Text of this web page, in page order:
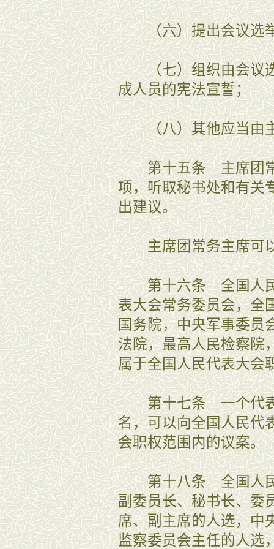
（六）提出会议选举
（七）组织由会议选
成人员的宪法宣誓；
（八）其他应当由主
第十五条 主席团常
项，听取秘书处和有关
出建议。
主席团常务主席可以
第十六条 全国人民
表大会常务委员会，全
国务院，中央军事委员
法院，最高人民检察院
属于全国人民代表大会
第十七条 一个代表
名，可以向全国人民代
会职权范围内的议案。
第十八条 全国人民
副委员长、秘书长、委
席、副主席的人选，中
监察委员会主任的人选